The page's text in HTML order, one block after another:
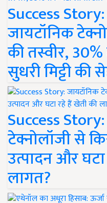
Success
जायटॉनिक
की तस्वीर,
सुधरी मिट्टी की
Success
टेक्नोलॉजी से
उत्पादन और
लागत?